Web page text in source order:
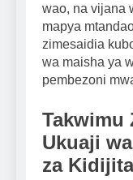
wao, na vijana
mapya
zimesaidia
wa maisha ya
pembezoni
Takwimu
Ukuaji
za